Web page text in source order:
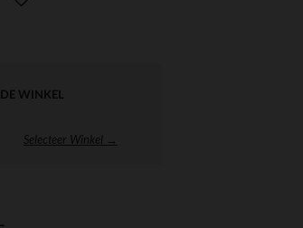
WINKEL
Selecteer Winkel →